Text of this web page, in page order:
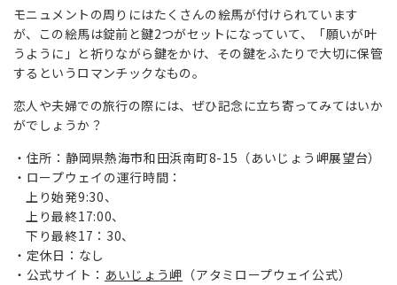
モニュメントの周りにはたくさんの絵馬が付けられています
が、この絵馬は錠前と鍵2つがセットになっていて、「願いが叶
うように」と祈りながら鍵をかけ、その鍵をふたりで大切に保管
するというロマンチックなもの。
恋人や夫婦での旅行の際には、ぜひ記念に立ち寄ってみてはいか
がでしょうか？
住所：静岡県熱海市和田浜南町8-15（あいじょう岬展望台）
ロープウェイの運行時間：
上り始発9:30、
上り最終17:00、
下り最終17：30、
定休日：なし
公式サイト： あいじょう岬 （アタミロープウェイ公式）